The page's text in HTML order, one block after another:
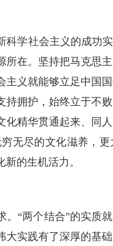
学社会主义的成功
在。坚持把马克思
义就能够立足中国
拥护，始终立于不
精华贯通起来、同
无尽的文化滋养，
的生机活力。
“两个结合”的实质
实践有了深厚的基